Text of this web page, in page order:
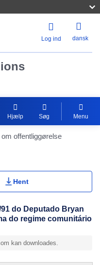
Log ind dansk
Hjælp Søg Menu
offentliggørelse
Portlet
Hent
91 do Deputado Bryan
do regime comunitário
kan downloades.